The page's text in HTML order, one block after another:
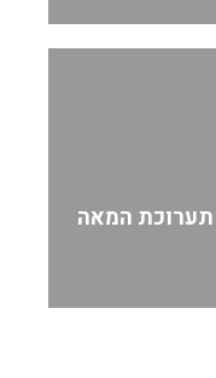
תערוכת המאה